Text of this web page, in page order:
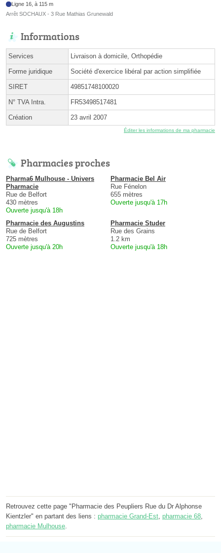
Ligne 16, à 115 m
Arrêt SOCHAUX - 3 Rue Mathias Grunewald
Informations
Services Livraison à domicile, Orthopédie
Forme juridique Société d'exercice libéral par action simplifiée
SIRET 49851748100020
N° TVA Intra. FR53498517481
Création 23 avril 2007
Éditer les informations de ma pharmacie
Pharmacies proches
Pharma6 Mulhouse - Univers
Pharmacie
Rue de Belfort
430 mètres
Ouverte jusqu'à 18h
Pharmacie Bel Air
Rue Fénelon
655 mètres
Ouverte jusqu'à 17h
Pharmacie des Augustins
Rue de Belfort
725 mètres
Ouverte jusqu'à 20h
Pharmacie Studer
Rue des Grains
1.2 km
Ouverte jusqu'à 18h
Retrouvez cette page "Pharmacie des Peupliers Rue du Dr Alphonse
Kientzler" en partant des liens : pharmacie Grand-Est, pharmacie 68,
pharmacie Mulhouse.